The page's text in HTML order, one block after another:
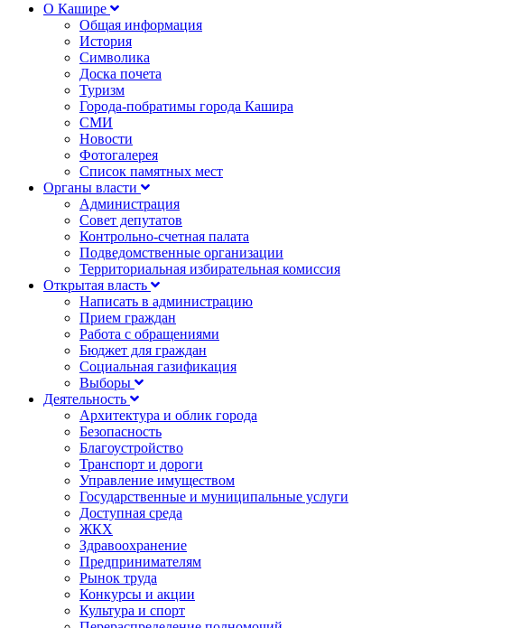
О Кашире
Общая информация
История
Символика
Доска почета
Туризм
Города-побратимы города Кашира
СМИ
Новости
Фотогалерея
Список памятных мест
Органы власти
Администрация
Совет депутатов
Контрольно-счетная палата
Подведомственные организации
Территориальная избирательная комиссия
Открытая власть
Написать в администрацию
Прием граждан
Работа с обращениями
Бюджет для граждан
Социальная газификация
Выборы
Деятельность
Архитектура и облик города
Безопасность
Благоустройство
Транспорт и дороги
Управление имуществом
Государственные и муниципальные услуги
Доступная среда
ЖКХ
Здравоохранение
Предпринимателям
Рынок труда
Конкурсы и акции
Культура и спорт